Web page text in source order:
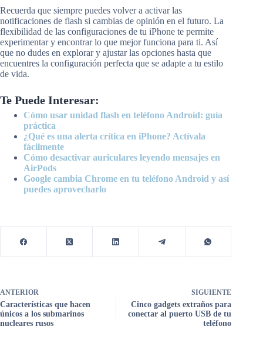
Recuerda que siempre puedes volver a activar las
notificaciones de flash si cambias de opinión en el futuro. La
flexibilidad de las configuraciones de tu iPhone te permite
experimentar y encontrar lo que mejor funciona para ti. Así
que no dudes en explorar y ajustar las opciones hasta que
encuentres la configuración perfecta que se adapte a tu estilo
de vida.
Te Puede Interesar:
Cómo usar unidad flash en teléfono Android: guía
práctica
¿Qué es una alerta crítica en iPhone? Actívala
fácilmente
Cómo desactivar auriculares leyendo mensajes en
AirPods
Google cambia Chrome en tu teléfono Android y así
puedes aprovecharlo
ANTERIOR
Características que hacen
únicos a los submarinos
nucleares rusos
SIGUIENTE
Cinco gadgets extraños para
conectar al puerto USB de tu
teléfono